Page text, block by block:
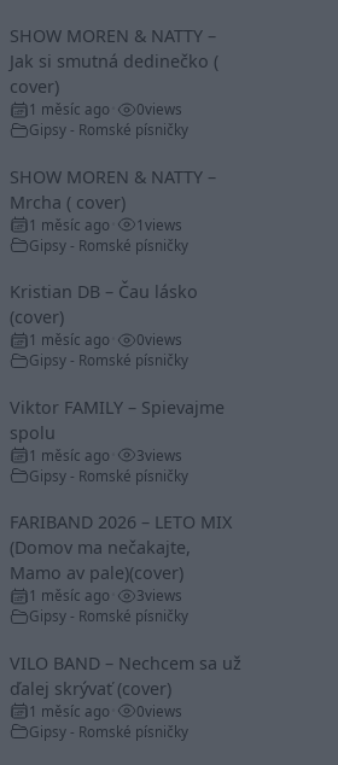
SHOW MOREN & NATTY –
Jak si smutná dedinečko (
cover)
1 měsíc ago 0views
Gipsy - Romské písničky
SHOW MOREN & NATTY –
Mrcha ( cover)
1 měsíc ago 1views
Gipsy - Romské písničky
Kristian DB – Čau lásko
(cover)
1 měsíc ago 0views
Gipsy - Romské písničky
Viktor FAMILY – Spievajme
spolu
1 měsíc ago 3views
Gipsy - Romské písničky
FARIBAND 2026 – LETO MIX
(Domov ma nečakajte,
Mamo av pale)(cover)
1 měsíc ago 3views
Gipsy - Romské písničky
VILO BAND – Nechcem sa už
ďalej skrývať (cover)
1 měsíc ago 0views
Gipsy - Romské písničky